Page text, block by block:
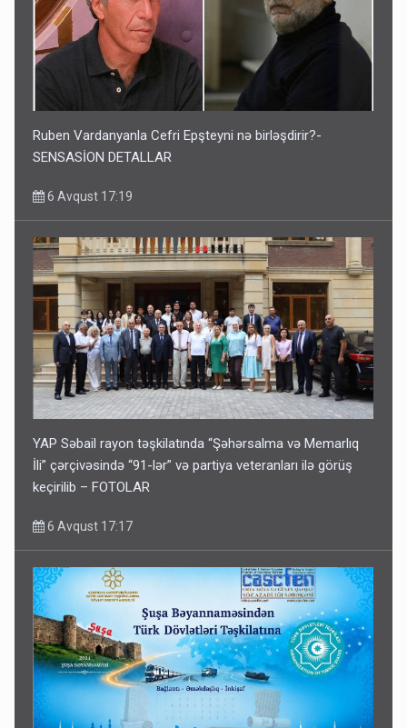
Ruben Vardanyanla Cefri Epşteyni nə birləşdirir?-
SENSASİON DETALLAR
6 Avqust 17:19
YAP Səbail rayon təşkilatında “Şəhərsalma və Memarlıq
İli” çərçivəsində “91-lər” və partiya veteranları ilə görüş
keçirilib – FOTOLAR
6 Avqust 17:17